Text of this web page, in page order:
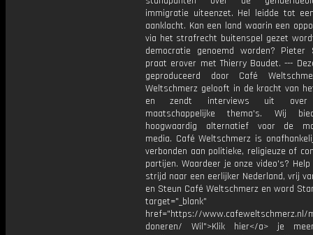
immigratie uiteenzet. Hel leidde tot
aanklacht. Kan een land waarin een
via het strafrecht buitenspel gezet
democratie genoemd worden? Pieter
praat erover met Thierry Baudet. ---
geproduceerd door Café
Weltschmerz gelooft in de kracht van
en zendt interviews uit over
maatschappelijke thema's. Wij
hoogwaardig alternatief voor de
media. Café Weltschmerz is
verbonden aan politieke, religieuze of
partijen. Waardeer je onze video's?
strijd naar een eerlijker Nederland, vrij
en Steun Café Weltschmerz en word
target="_blank"
href="https://www.cafeweltschmerz.nl/
doneren/ Wil">Klik hier</a> je